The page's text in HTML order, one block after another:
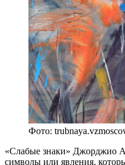
Фото:
«Слабые знаки» Джорджио
символы или явления,